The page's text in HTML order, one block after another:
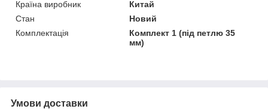
Країна виробник
Китай
Стан
Новий
Комплектація
Комплект 1 (під петлю 35
мм)
Умови доставки